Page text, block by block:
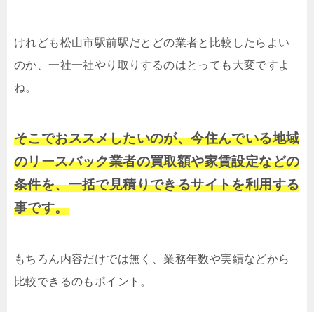
けれども松山市駅前駅だとどの業者と比較したらよい
のか、一社一社やり取りするのはとっても大変ですよ
ね。
そこでおススメしたいのが、今住んでいる地域
のリースバック業者の買取額や家賃設定などの
条件を、一括で見積りできるサイトを利用する
事です。
もちろん内容だけでは無く、業務年数や実績などから
比較できるのもポイント。